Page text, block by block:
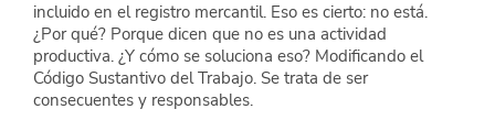
incluido en el registro mercantil. Eso es cierto: no está.
¿Por qué? Porque dicen que no es una actividad
productiva. ¿Y cómo se soluciona eso? Modificando el
Código Sustantivo del Trabajo. Se trata de ser
consecuentes y responsables.